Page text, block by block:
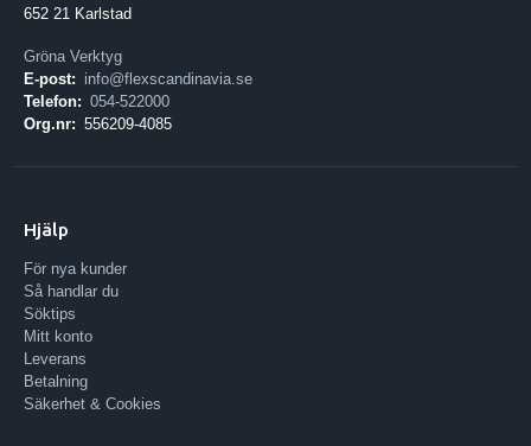
652 21 Karlstad
Gröna Verktyg
E-post: info@flexscandinavia.se
Telefon: 054-522000
Org.nr: 556209-4085
Hjälp
För nya kunder
Så handlar du
Söktips
Mitt konto
Leverans
Betalning
Säkerhet & Cookies